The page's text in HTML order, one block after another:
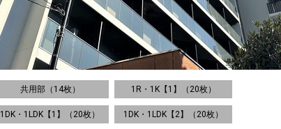
共用部（14枚） 1R・1K【1】（20枚）
1DK・1LDK【1】（20枚） 1DK・1LDK【2】（20枚）